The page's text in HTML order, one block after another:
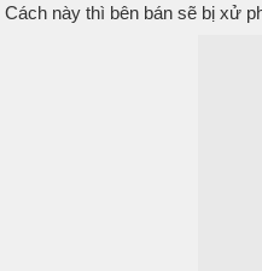
Cách này thì bên bán sẽ bị xử